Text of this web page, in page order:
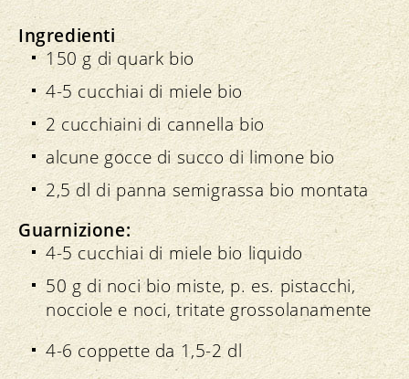
Ingredienti
150 g di quark bio
4-5 cucchiai di miele bio
2 cucchiaini di cannella bio
alcune gocce di succo di limone bio
2,5 dl di panna semigrassa bio montata
Guarnizione:
4-5 cucchiai di miele bio liquido
50 g di noci bio miste, p. es. pistacchi,
nocciole e noci, tritate grossolanamente
4-6 coppette da 1,5-2 dl